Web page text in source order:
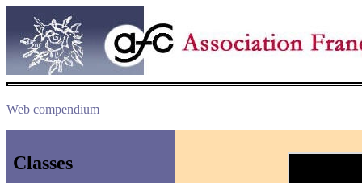
Web compendium
Classes